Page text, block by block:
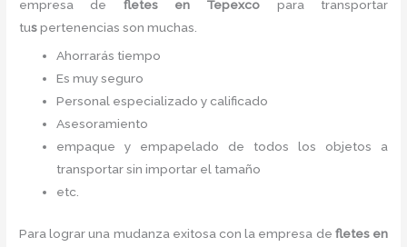
empresa de fletesen Tepexco para transportar
tuspertenencias son muchas.
Ahorrarás tiempo
Es muy seguro
Personal especializado y calificado
Asesoramiento
empaque y empapelado de todos los objetos a
transportar sin importar el tamaño
etc.
Para lograr una mudanza exitosa con la empresa de fletesen